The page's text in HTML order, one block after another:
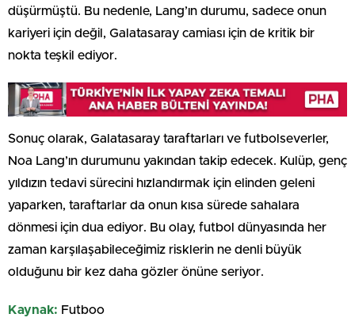
düşürmüştü. Bu nedenle, Lang’ın durumu, sadece onun
kariyeri için değil, Galatasaray camiası için de kritik bir
nokta teşkil ediyor.
Sonuç olarak, Galatasaray taraftarları ve futbolseverler,
Noa Lang’ın durumunu yakından takip edecek. Kulüp, genç
yıldızın tedavi sürecini hızlandırmak için elinden geleni
yaparken, taraftarlar da onun kısa sürede sahalara
dönmesi için dua ediyor. Bu olay, futbol dünyasında her
zaman karşılaşabileceğimiz risklerin ne denli büyük
olduğunu bir kez daha gözler önüne seriyor.
Kaynak: Futboo